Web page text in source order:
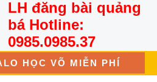
LH đăng bài quảng
bá Hotline:
0985.0985.37
HỌC VÕ MIỄN PHÍ